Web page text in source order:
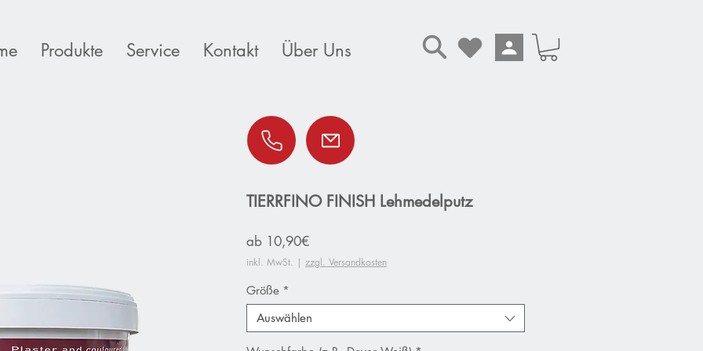
Produkte Service Kontakt Über Uns
TIERRFINO FINISH Lehmedelputz
ab 10,90€Sale-
Preis
inkl. MwSt. | zzgl. Versandkosten
Größe *
Auswählen